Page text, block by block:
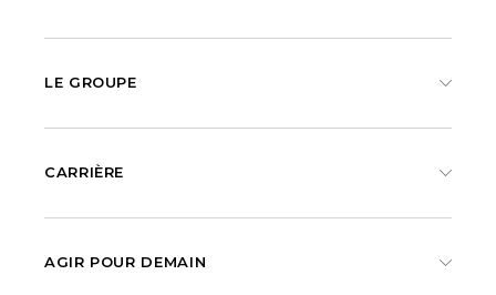
LE GROUPE
CARRIÈRE
AGIR POUR DEMAIN